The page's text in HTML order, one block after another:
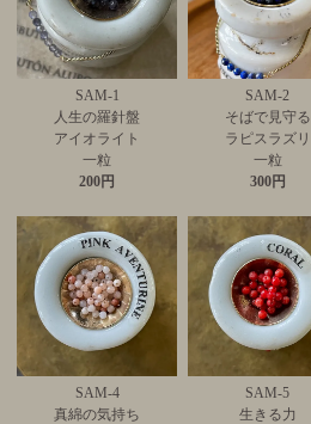
SAM-1
人生の羅針盤
アイオライト
一粒
200円
SAM-2
そばで見守る
ラピスラズリ
一粒
300円
SAM-4
真綿の気持ち
SAM-5
生きる力